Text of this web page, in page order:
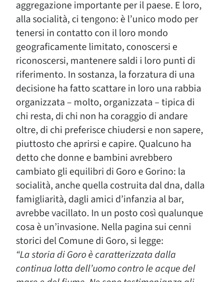
aggregazione importante per il paese. E loro,
alla socialità, ci tengono: è l’unico modo per
tenersi in contatto con il loro mondo
geograficamente limitato, conoscersi e
riconoscersi, mantenere saldi i loro punti di
riferimento. In sostanza, la forzatura di una
decisione ha fatto scattare in loro una rabbia
organizzata – molto, organizzata – tipica di
chi resta, di chi non ha coraggio di andare
oltre, di chi preferisce chiudersi e non sapere,
piuttosto che aprirsi e capire. Qualcuno ha
detto che donne e bambini avrebbero
cambiato gli equilibri di Goro e Gorino: la
socialità, anche quella costruita dal dna, dalla
famigliarità, dagli amici d’infanzia al bar,
avrebbe vacillato. In un posto così qualunque
cosa è un’invasione. Nella pagina sui cenni
storici del Comune di Goro, si legge:
“La storia di Goro è caratterizzata dalla
continua lotta dell’uomo contro le acque del